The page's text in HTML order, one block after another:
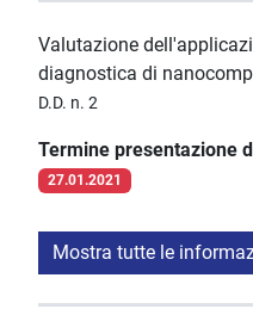
Valutazione
diagnostica di
D.D. n. 2
Termine presentazione
27.01.2021
Mostra tutte le